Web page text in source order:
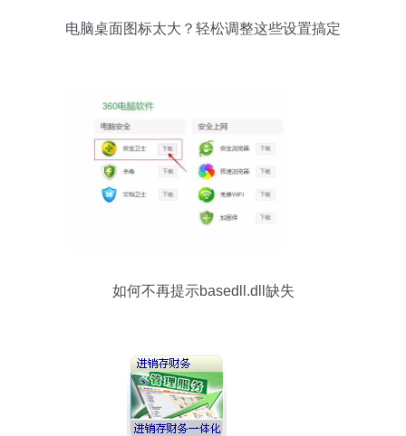
电脑桌面图标太大？轻松调整这些设置搞定
如何不再提示basedll.dll缺失